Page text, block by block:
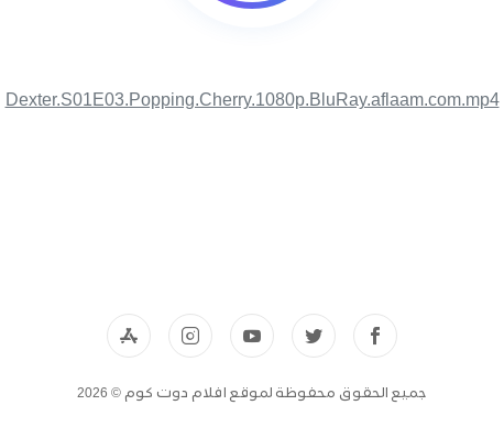
Dexter.S01E03.Popping.Cherry.1080p.BluRay.aflaam.com.mp4
جميع الحقوق محفوظة لموقع افلام دوت كوم © 2026